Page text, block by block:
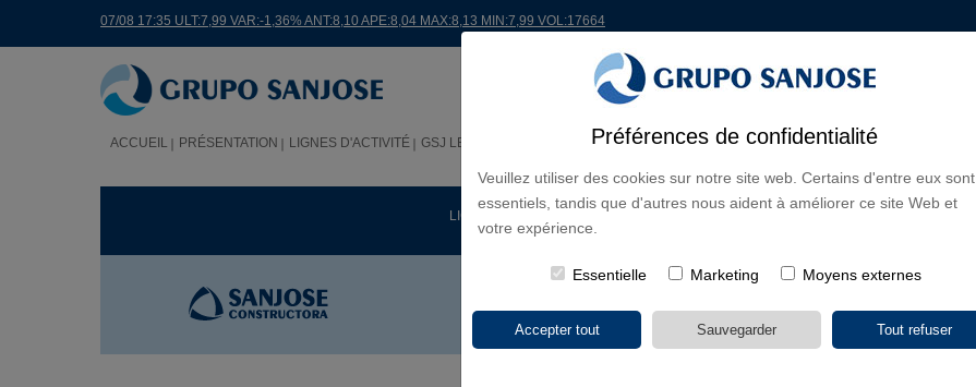
Préférences de confidentialité
Veuillez utiliser des cookies sur notre site web. Certains d'entre eux sont
essentiels, tandis que d'autres nous aident à améliorer ce site Web et
votre expérience.
Essentielle Marketing Moyens externes
07/08 17:35 ULT:7,99 VAR:-1,36% ANT:8,10 APE:8,04 MAX:8,13 MIN:7,99 VOL:17664
ACCUEIL PRÉSENTATION LIGNES D'ACTIVITÉ GSJ LE MONDE ACTIONNAIRES ET INVESTISSEURS INNOVATION
LIGNES D'ACTIVITÉ CONTINENTS